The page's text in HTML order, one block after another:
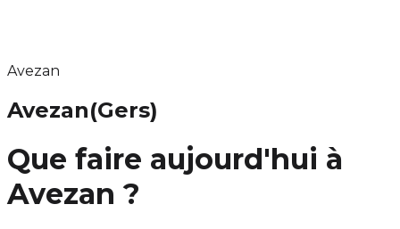
Avezan
Avezan(Gers)
Que faire aujourd'hui à
Avezan ?